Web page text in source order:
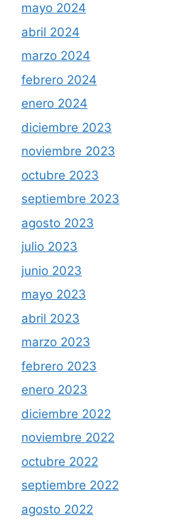
mayo 2024
abril 2024
marzo 2024
febrero 2024
enero 2024
diciembre 2023
noviembre 2023
octubre 2023
septiembre 2023
agosto 2023
julio 2023
junio 2023
mayo 2023
abril 2023
marzo 2023
febrero 2023
enero 2023
diciembre 2022
noviembre 2022
octubre 2022
septiembre 2022
agosto 2022